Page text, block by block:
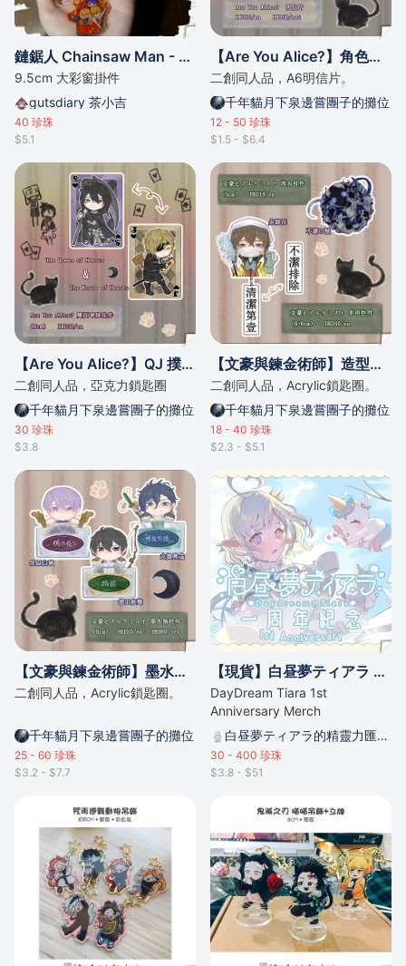
鏈鋸人 Chainsaw Man - Pochita 波奇塔熱氣球彩窗亞克力掛件鑰匙扣
9.5cm 大彩窗掛件
gutsdiary 茶小吉
40 珍珠
$5.1
【Are You Alice?】角色明信片
二創同人品，A6明信片。
千年貓月下泉邊嘗團子的攤位
12 - 50 珍珠
$1.5 - $6.4
【Are You Alice?】QJ 撲克牌掛件
二創同人品，亞克力鎖匙圈
千年貓月下泉邊嘗團子的攤位
30 珍珠
$3.8
【文豪與鍊金術師】造型掛件
二創同人品，Acrylic鎖匙圈。
千年貓月下泉邊嘗團子的攤位
18 - 40 珍珠
$2.3 - $5.1
【文豪與鍊金術師】墨水瓶掛件
二創同人品，Acrylic鎖匙圈。
千年貓月下泉邊嘗團子的攤位
25 - 60 珍珠
$3.2 - $7.7
【現貨】白昼夢ティアラ 一周年紀念套裝
DayDream Tiara 1st
Anniversary Merch
白昼夢ティアラ的精靈力匯聚點
30 - 400 珍珠
$3.8 - $51